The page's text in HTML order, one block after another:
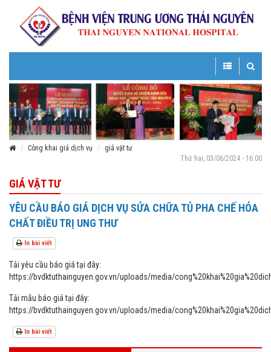
Toggle
Toggle
navigation
Công khai giá dịch vụ
giá vật tư
Thứ hai, 03/06/2024 - 16:00
GIÁ VẬT TƯ
YÊU CẦU BÁO GIÁ DỊCH VỤ SỬA CHỮA TỦ PHA CHẾ HÓA
CHẤT ĐIỀU TRỊ UNG THƯ
In bài viết
Tải yêu cầu báo giá tại đây:
https://bvdktuthainguyen.gov.vn/uploads/media/
Tải mẫu báo giá tại đây:
https://bvdktuthainguyen.gov.vn/uploads/media/
In bài viết